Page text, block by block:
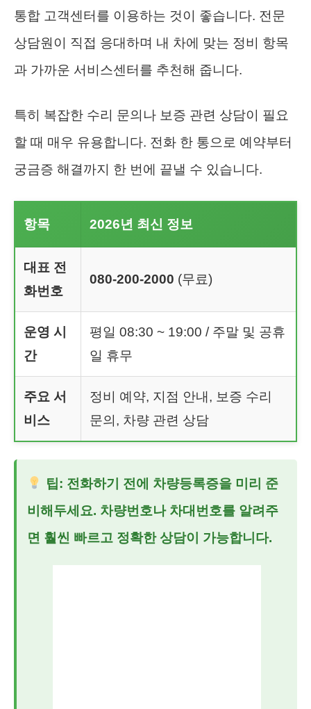
통합 고객센터를 이용하는 것이 좋습니다. 전문
상담원이 직접 응대하며 내 차에 맞는 정비 항목
과 가까운 서비스센터를 추천해 줍니다.
특히 복잡한 수리 문의나 보증 관련 상담이 필요
할 때 매우 유용합니다. 전화 한 통으로 예약부터
궁금증 해결까지 한 번에 끝낼 수 있습니다.
항목 2026년 최신 정보
대표 전
화번호
080-200-2000 (무료)
운영 시
간
평일 08:30 ~ 19:00 / 주말 및 공휴
일 휴무
주요 서
비스
정비 예약, 지점 안내, 보증 수리
문의, 차량 관련 상담
팁: 전화하기 전에 차량등록증을 미리 준
비해두세요. 차량번호나 차대번호를 알려주
면 훨씬 빠르고 정확한 상담이 가능합니다.